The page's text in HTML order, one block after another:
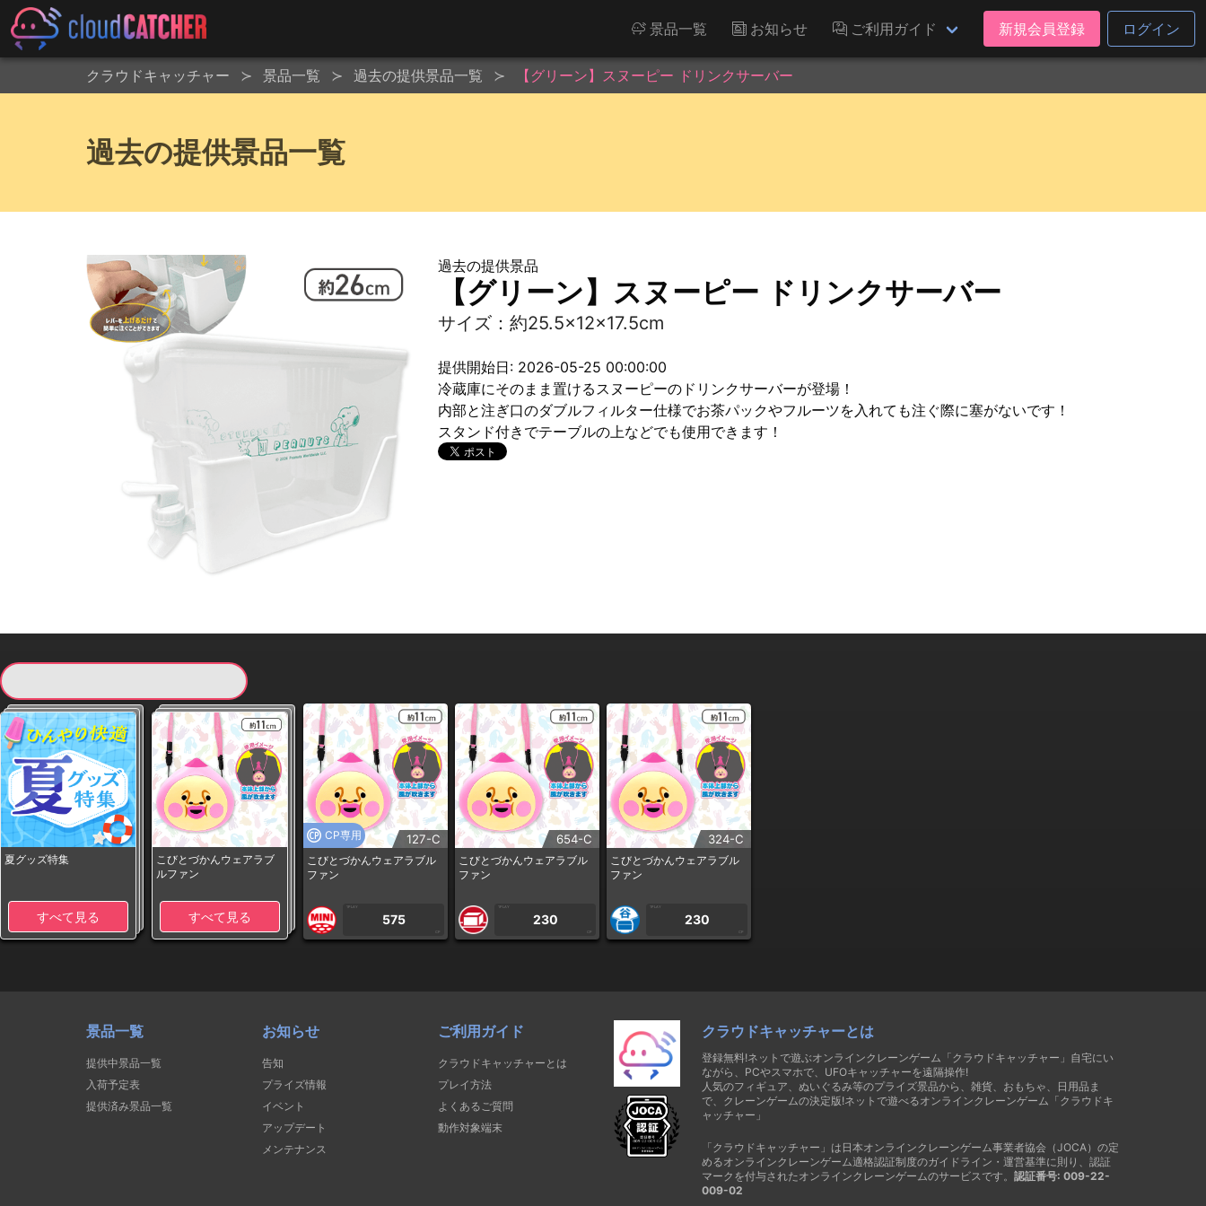
景品一覧 お知らせ ご利用ガイド 新規会員登録 ログイン
クラウドキャッチャー 景品一覧 過去の提供景品一覧 【グリーン】スヌーピー ドリンクサーバー
過去の提供景品一覧
過去の提供景品
【グリーン】スヌーピー ドリンクサーバー
サイズ：約25.5×12×17.5cm
提供開始日: 2026-05-25 00:00:00
冷蔵庫にそのまま置けるスヌーピーのドリンクサーバーが登場！
内部と注ぎ口のダブルフィルター仕様でお茶パックやフルーツを入れても注ぐ際に塞がないです！
スタンド付きでテーブルの上などでも使用できます！
夏グッズ特集
すべて見る
こびとづかんウェアラブ
ルファン
すべて見る
CP専用 127-C
こびとづかんウェアラブル
ファン
1PLAY
575
CP
654-C
こびとづかんウェアラブル
ファン
1PLAY
230
CP
324-C
こびとづかんウェアラブル
ファン
1PLAY
230
CP
景品一覧
提供中景品一覧
入荷予定表
提供済み景品一覧
お知らせ
告知
プライズ情報
イベント
アップデート
メンテナンス
ご利用ガイド
クラウドキャッチャーとは
プレイ方法
よくあるご質問
動作対象端末
クラウドキャッチャーとは
登録無料!ネットで遊ぶオンラインクレーンゲーム「クラウドキャッチャー」自宅にい
ながら、PCやスマホで、UFOキャッチャーを遠隔操作!
人気のフィギュア、ぬいぐるみ等のプライズ景品から、雑貨、おもちゃ、日用品ま
で、クレーンゲームの決定版!ネットで遊べるオンラインクレーンゲーム「クラウドキ
ャッチャー」
「クラウドキャッチャー」は日本オンラインクレーンゲーム事業者協会（JOCA）の定
めるオンラインクレーンゲーム適格認証制度のガイドライン・運営基準に則り、認証
マークを付与されたオンラインクレーンゲームのサービスです。 認証番号: 009-22-
009-02